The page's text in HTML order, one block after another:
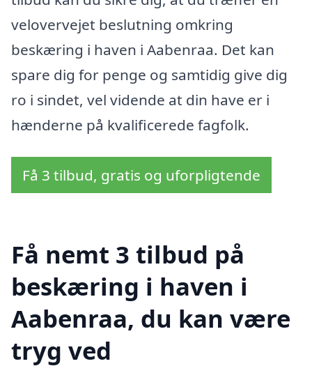
velovervejet beslutning omkring
beskæring i haven i Aabenraa. Det kan
spare dig for penge og samtidig give dig
ro i sindet, vel vidende at din have er i
hænderne på kvalificerede fagfolk.
Få 3 tilbud, gratis og uforpligtende
Få nemt 3 tilbud på
beskæring i haven i
Aabenraa, du kan være
tryg ved